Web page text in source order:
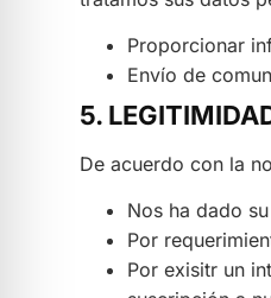
Proporcionar
Envío de
5.
De acuerdo con la
Nos ha dado
Por
Por exisitr un